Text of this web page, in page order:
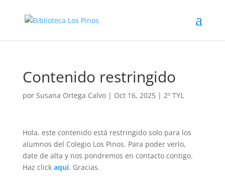
Contenido restringido
por Susana Ortega Calvo| Oct 16, 2025| 2º TYL
Hola, este contenido está restringido solo para los
alumnos del Colegio Los Pinos. Para poder verlo,
date de alta y nos pondremos en contacto contigo.
Haz click aquí. Gracias.